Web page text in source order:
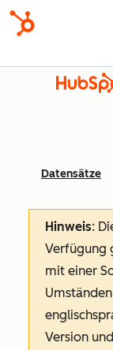
Datensätze
Hinweis:
Verfügung
mit einer
Version